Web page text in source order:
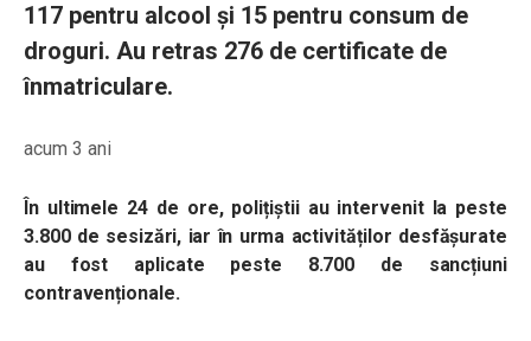
117 pentru alcool și 15 pentru consum de
droguri. Au retras 276 de certificate de
înmatriculare.
acum 3 ani
În ultimele 24 de ore, polițiștii au intervenit la peste
3.800 de sesizări, iar în urma activităților desfășurate
au fost aplicate peste 8.700 de sancțiuni
contravenționale.